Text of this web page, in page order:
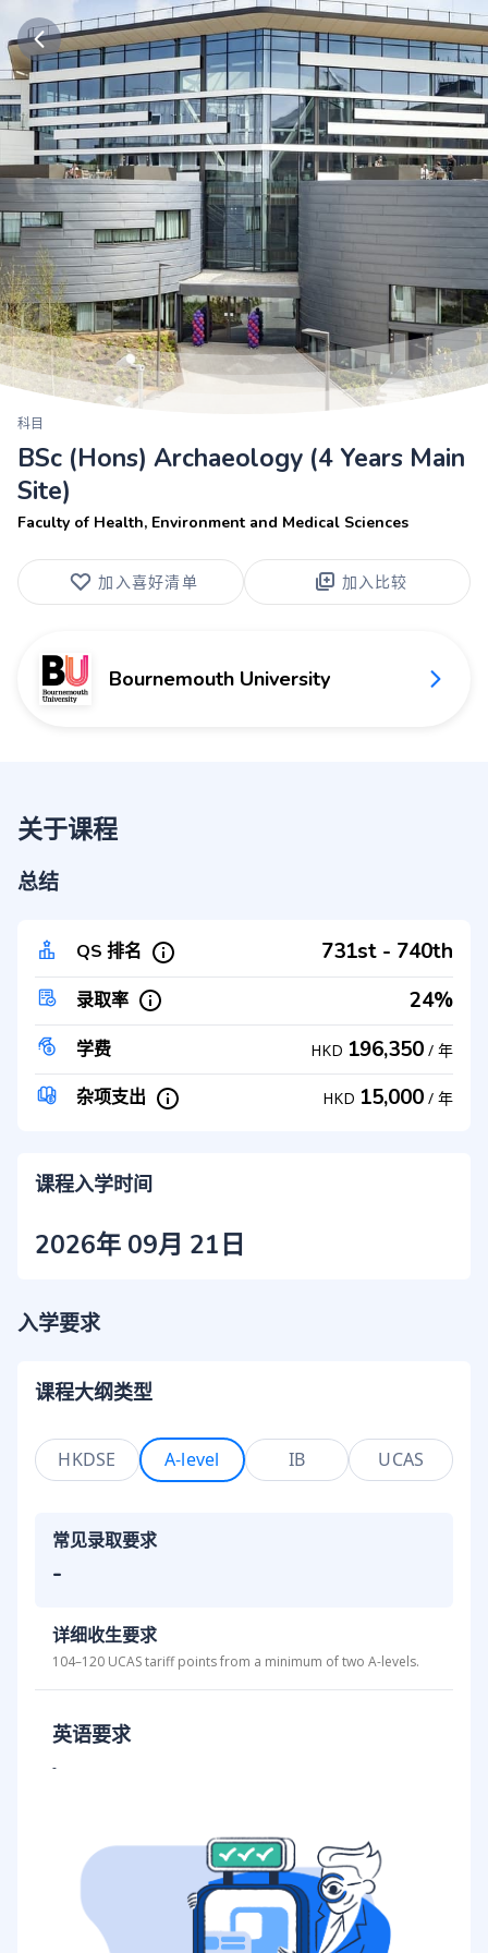
科目
BSc (Hons) Archaeology (4 Years Main
Site)
Faculty of Health, Environment and Medical Sciences
加入喜好清单 加入比较
Bournemouth University
关于课程
总结
QS 排名 731st - 740th
录取率 24%
学费 HKD 196,350 / 年
杂项支出 HKD 15,000 / 年
课程入学时间
2026年 09月 21日
入学要求
课程大纲类型
HKDSE A-level IB UCAS
常见录取要求
-
详细收生要求
104–120 UCAS tariff points from a minimum of two A-levels.
英语要求
-